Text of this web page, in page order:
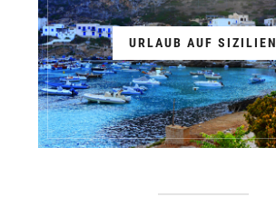
URLAUB AUF SIZILIEN